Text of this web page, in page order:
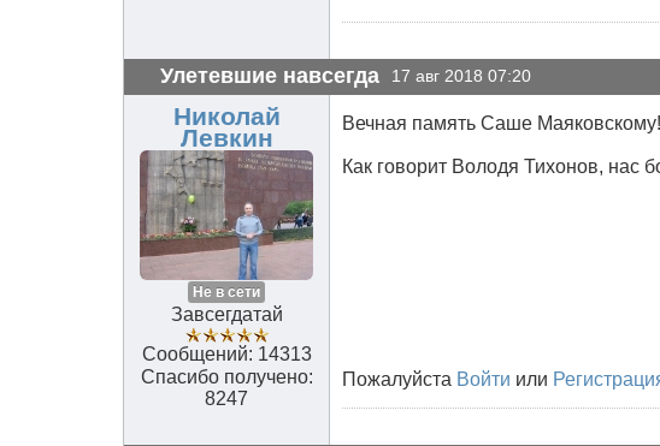
Улетевшие навсегда 17 авг 2018 07:20
Николай
Левкин
Не в сети
Завсегдатай
Сообщений: 14313
Спасибо получено:
8247
Вечная память Саше
Как говорит Володя Тихонов, нас
Пожалуйста Войти или